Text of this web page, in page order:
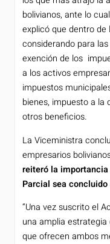
bolivianos, ante lo
explicó que dentro de
considerando para
exención de los
a los activos
impuestos
bienes, impuesto a la
otros beneficios.
La Viceministra
empresarios
reiteró la
Parcial sea
“Una vez suscrito el
una amplia
que ofrecen ambos